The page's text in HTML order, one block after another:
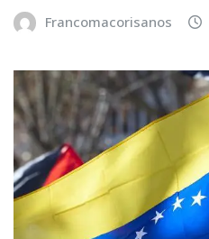
Francomacorisanos